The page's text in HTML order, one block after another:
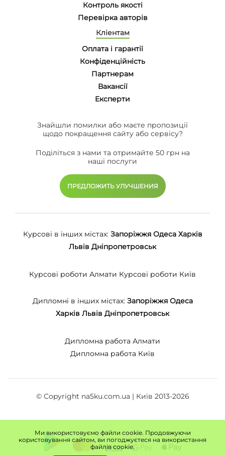
Контроль якості
Перевірка авторів
Кліентам
Оплата і гарантії
Конфіденційність
Партнерам
Вакансії
Eксперти
Знайшли помилки або маєте пропозиції
щодо покращення сайту або сервісу?
Поділіться з нами та отримайте 50 грн на
наші послуги
ПРЕДЛОЖИТЬ УЛУЧШЕНИЯ
Курсові в інших містах: Запоріжжя Одеса Харків
Львів Дніпропетровськ
Курсові роботи Алмати Курсові роботи Київ
Дипломні в інших містах: Запоріжжя Одеса
Харків Львів Дніпропетровськ
Дипломна работа Алмати
Дипломна работа Київ
© Copyright na5ku.com.ua | Київ 2013-2026
Ми використовуємо файли cookie. Продовжуючи
користовування сайтом, ви погоджуєтеся на використання
файлів cookie.